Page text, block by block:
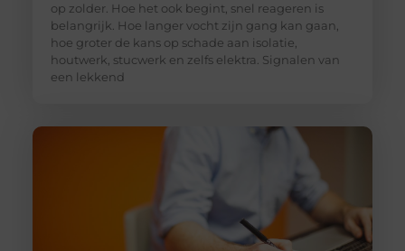
op zolder. Hoe het ook begint, snel reageren is
belangrijk. Hoe langer vocht zijn gang kan gaan,
hoe groter de kans op schade aan isolatie,
houtwerk, stucwerk en zelfs elektra. Signalen van
een lekkend